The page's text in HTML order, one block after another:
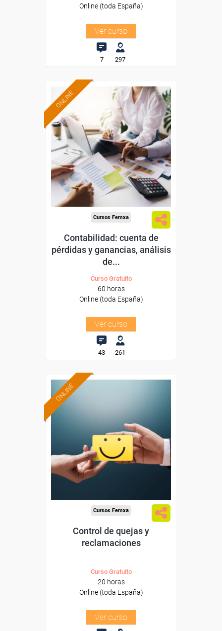
Online (toda España)
Ver curso
7 297
ONLINE
Formación 100%
subvencionada.
Para desempleados,
trabajadores y autónomos.
Sector
-Industria Química.
Cursos Femxa
Contabilidad: cuenta de
pérdidas y ganancias, análisis
de...
Curso Gratuito
60 horas
Online (toda España)
Ver curso
43 261
ONLINE
Para desempleados,
trabajadores y autónomos.
-Hosteleria y Turismo.
Cursos Femxa
Control de quejas y
reclamaciones
Curso Gratuito
20 horas
Online (toda España)
Ver curso